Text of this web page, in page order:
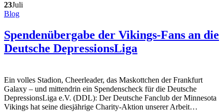
23Juli
Blog
Spendenübergabe der Vikings-Fans an die
Deutsche DepressionsLiga
Ein volles Stadion, Cheerleader, das Maskottchen der Frankfurt
Galaxy – und mittendrin ein Spendenscheck für die Deutsche
DepressionsLiga e.V. (DDL): Der Deutsche Fanclub der Minnesota
Vikings hat seine diesjährige Charity-Aktion unserer Arbeit…